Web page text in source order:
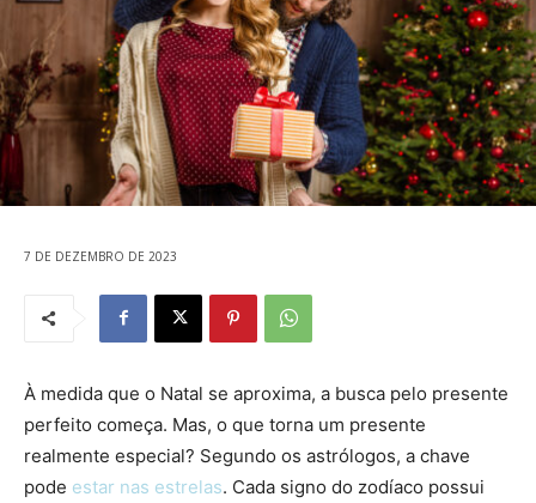
7 DE DEZEMBRO DE 2023
À medida que o Natal se aproxima, a busca pelo presente
perfeito começa. Mas, o que torna um presente
realmente especial? Segundo os astrólogos, a chave
pode estar nas estrelas. Cada signo do zodíaco possui